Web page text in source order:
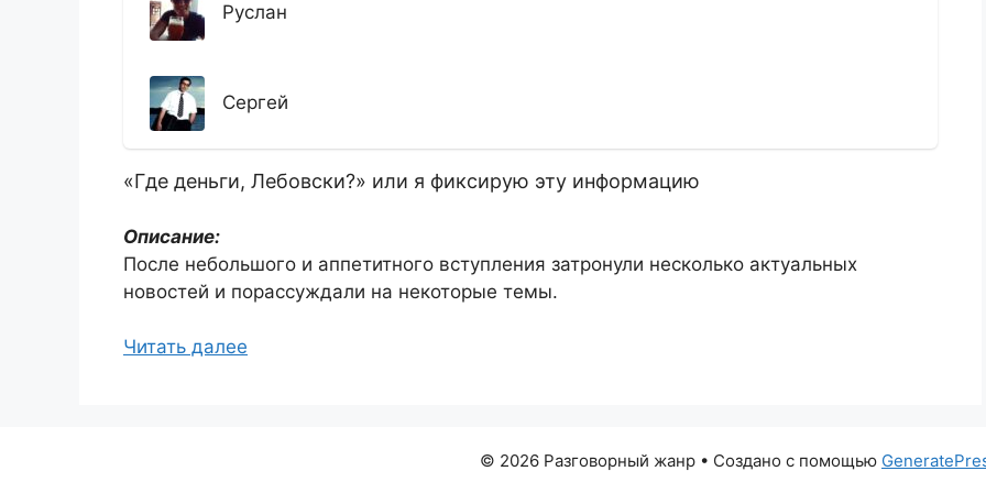
Руслан
Сергей
«Где деньги, Лебовски?» или я фиксирую эту информацию
Описание:
После небольшого и аппетитного вступления затронули несколько актуальных
новостей и порассуждали на некоторые темы.
Читать далее
© 2026 Разговорный жанр • Создано с помощью